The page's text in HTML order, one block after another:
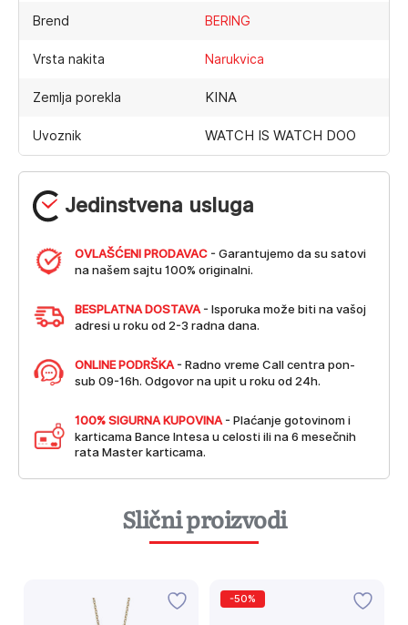
Jedinstvena usluga
OVLAŠĆENI PRODAVAC - Garantujemo da su satovi
na našem sajtu 100% originalni.
BESPLATNA DOSTAVA - Isporuka može biti na vašoj
adresi u roku od 2-3 radna dana.
ONLINE PODRŠKA - Radno vreme Call centra pon-
sub 09-16h. Odgovor na upit u roku od 24h.
100% SIGURNA KUPOVINA - Plaćanje gotovinom i
karticama Bance Intesa u celosti ili na 6 mesečnih
rata Master karticama.
Brend BERING
Vrsta nakita Narukvica
Zemlja porekla KINA
Uvoznik WATCH IS WATCH DOO
Slični proizvodi
-50%